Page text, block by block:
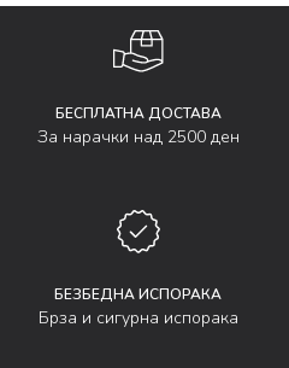
БЕСПЛАТНА ДОСТАВА
За нарачки над 2500 ден
БЕЗБЕДНА ИСПОРАКА
Брза и сигурна испорака